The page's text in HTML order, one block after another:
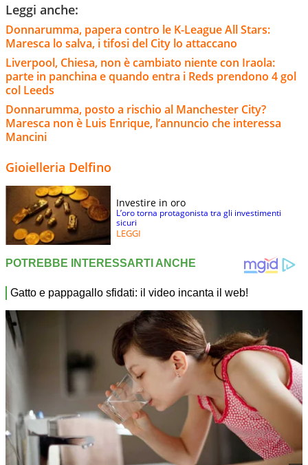
Leggi anche:
Donnarumma, papera contro le K-League All Stars:
Maresca lo salva, i tifosi del City lo attaccano
Liverpool, Chiesa, non è cambiato niente con Iraola:
parte in panchina e quando entra i Reds prendono 4 gol
col Leeds
Donnarumma, posto a rischio al Manchester City?
Maresca non è Luis Enrique, l’annuncio che interessa
Mancini
Gioielleria Delfino
Investire in oro
L’oro torna protagonista tra gli investimenti
sicuri
LEGGI